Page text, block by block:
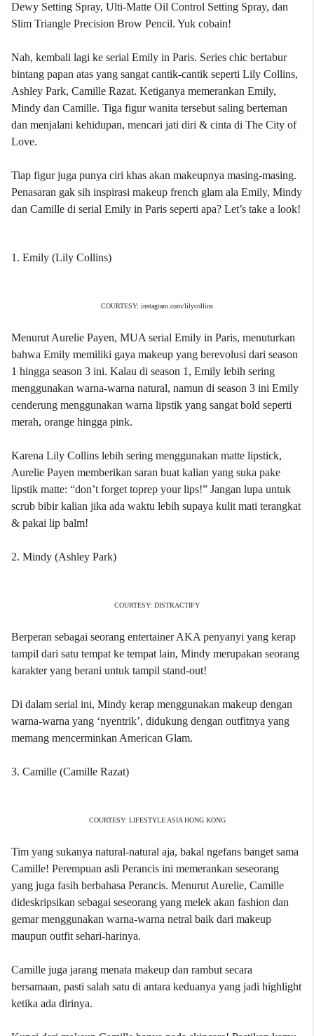
Dewy Setting Spray, Ulti-Matte Oil Control Setting Spray, dan
Slim Triangle Precision Brow Pencil. Yuk cobain!
Nah, kembali lagi ke serial Emily in Paris. Series chic bertabur
bintang papan atas yang sangat cantik-cantik seperti Lily Collins,
Ashley Park, Camille Razat. Ketiganya memerankan Emily,
Mindy dan Camille. Tiga figur wanita tersebut saling berteman
dan menjalani kehidupan, mencari jati diri & cinta di The City of
Love.
Tiap figur juga punya ciri khas akan makeupnya masing-masing.
Penasaran gak sih inspirasi makeup french glam ala Emily, Mindy
dan Camille di serial Emily in Paris seperti apa? Let’s take a look!
1. Emily (Lily Collins)
COURTESY: instagram.com/lilycollins
Menurut Aurelie Payen, MUA serial Emily in Paris, menuturkan
bahwa Emily memiliki gaya makeup yang berevolusi dari season
1 hingga season 3 ini. Kalau di season 1, Emily lebih sering
menggunakan warna-warna natural, namun di season 3 ini Emily
cenderung menggunakan warna lipstik yang sangat bold seperti
merah, orange hingga pink.
Karena Lily Collins lebih sering menggunakan matte lipstick,
Aurelie Payen memberikan saran buat kalian yang suka pake
lipstik matte: “don’t forget toprep your lips!” Jangan lupa untuk
scrub bibir kalian jika ada waktu lebih supaya kulit mati terangkat
& pakai lip balm!
2. Mindy (Ashley Park)
COURTESY: DISTRACTIFY
Berperan sebagai seorang entertainer AKA penyanyi yang kerap
tampil dari satu tempat ke tempat lain, Mindy merupakan seorang
karakter yang berani untuk tampil stand-out!
Di dalam serial ini, Mindy kerap menggunakan makeup dengan
warna-warna yang ‘nyentrik’, didukung dengan outfitnya yang
memang mencerminkan American Glam.
3. Camille (Camille Razat)
COURTESY: LIFESTYLE ASIA HONG KONG
Tim yang sukanya natural-natural aja, bakal ngefans banget sama
Camille! Perempuan asli Perancis ini memerankan seseorang
yang juga fasih berbahasa Perancis. Menurut Aurelie, Camille
dideskripsikan sebagai seseorang yang melek akan fashion dan
gemar menggunakan warna-warna netral baik dari makeup
maupun outfit sehari-harinya.
Camille juga jarang menata makeup dan rambut secara
bersamaan, pasti salah satu di antara keduanya yang jadi highlight
ketika ada dirinya.